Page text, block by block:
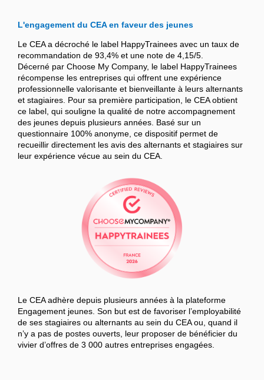
L'engagement du CEA en faveur des jeunes
Le CEA a décroché le label HappyTrainees avec un taux de
recommandation de 93,4% et une note de 4,15/5.
Décerné par Choose My Company, le label HappyTrainees
récompense les entreprises qui offrent une expérience
professionnelle valorisante et bienveillante à leurs alternants
et stagiaires. Pour sa première participation, le CEA obtient
ce label, qui souligne la qualité de notre accompagnement
des jeunes depuis plusieurs années. Basé sur un
questionnaire 100% anonyme, ce dispositif permet de
recueillir directement les avis des alternants et stagiaires sur
leur expérience vécue au sein du CEA.
Le CEA adhère depuis plusieurs années à la plateforme
Engagement jeunes. Son but est de favoriser l’employabilité
de ses stagiaires ou alternants au sein du CEA ou, quand il
n’y a pas de postes ouverts, leur proposer de bénéficier du
vivier d’offres de 3 000 autres entreprises engagées.